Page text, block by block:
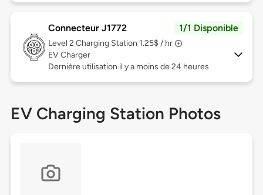
Connecteur J1772 1/1 Disponible
Level 2 Charging Station 1.25$ / hr
EV Charger
Dernière utilisation il y a moins de 24 heures
EV Charging Station Photos